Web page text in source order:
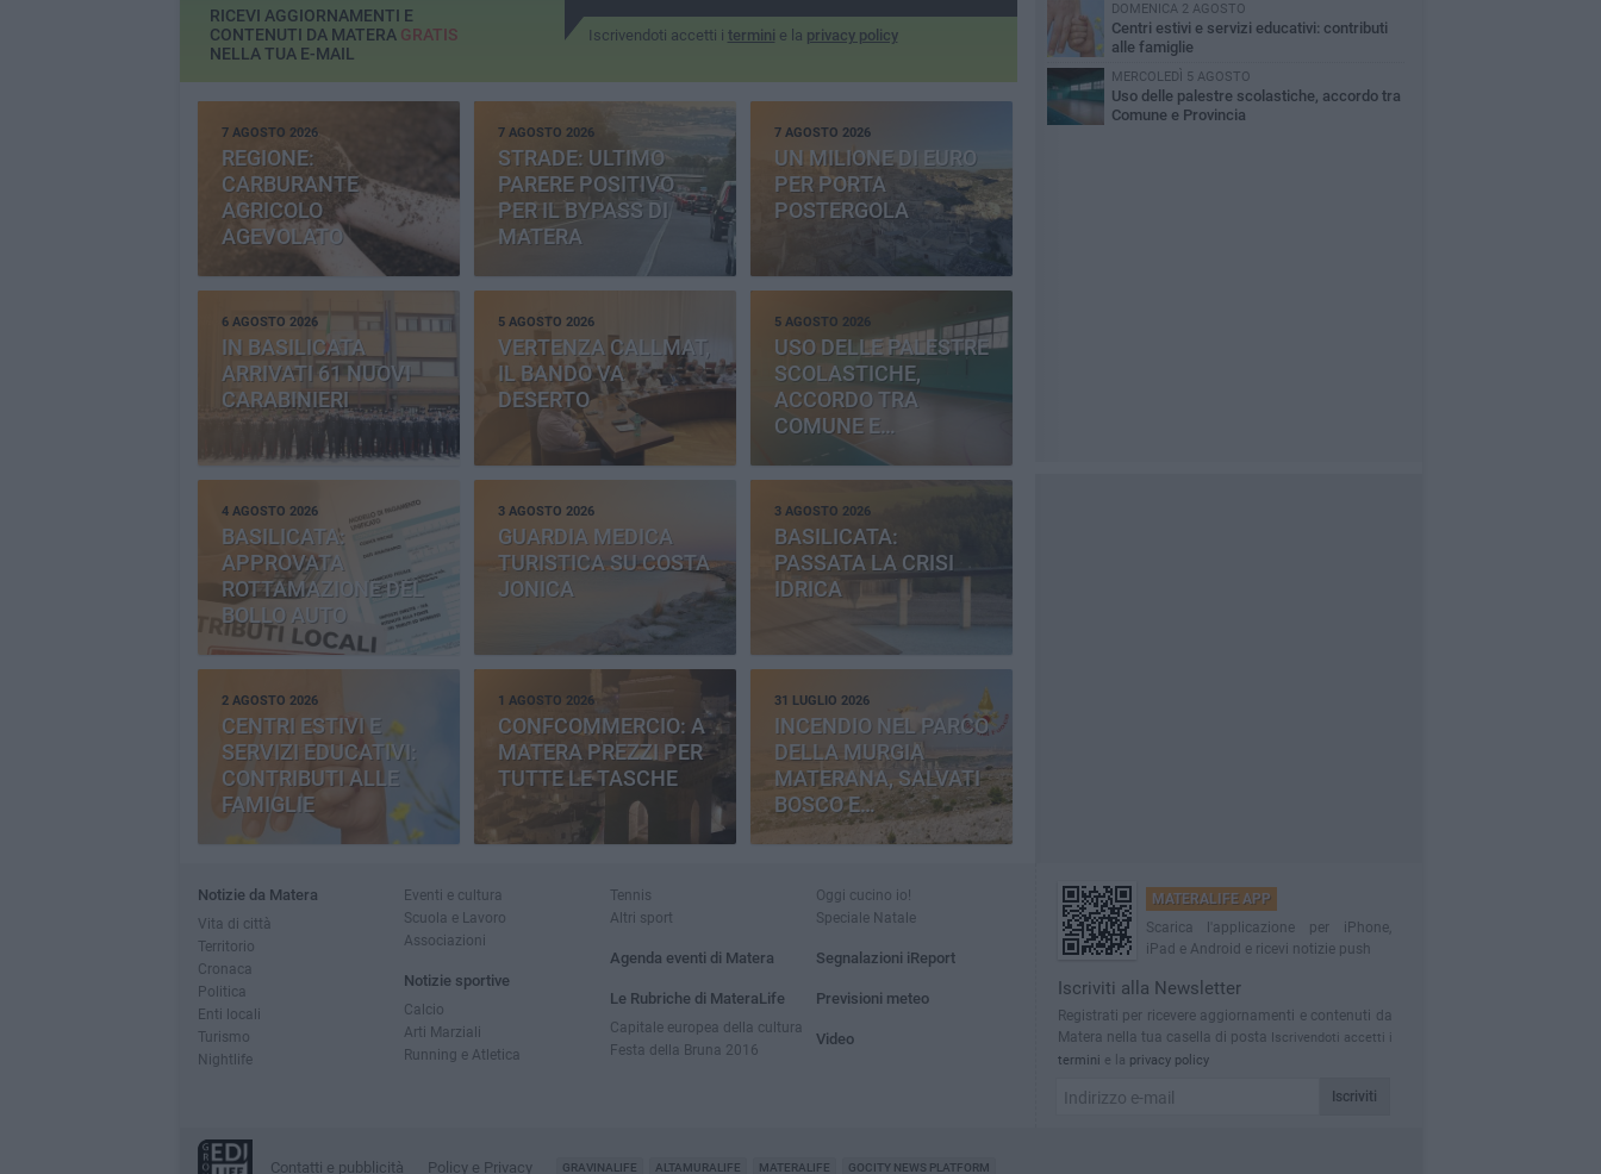
Iscrivendoti accetti i termini e la privacy policy
RICEVI AGGIORNAMENTI E
CONTENUTI DA MATERA GRATIS
NELLA TUA E-MAIL
7 AGOSTO 2026
REGIONE:
CARBURANTE
AGRICOLO
AGEVOLATO
7 AGOSTO 2026
STRADE: ULTIMO
PARERE POSITIVO
PER IL BYPASS DI
MATERA
7 AGOSTO 2026
UN MILIONE DI EURO
PER PORTA
POSTERGOLA
6 AGOSTO 2026
IN BASILICATA
ARRIVATI 61 NUOVI
CARABINIERI
5 AGOSTO 2026
VERTENZA CALLMAT,
IL BANDO VA
DESERTO
5 AGOSTO 2026
USO DELLE PALESTRE
SCOLASTICHE,
ACCORDO TRA
COMUNE E
PROVINCIA
4 AGOSTO 2026
BASILICATA:
APPROVATA
ROTTAMAZIONE DEL
BOLLO AUTO
3 AGOSTO 2026
GUARDIA MEDICA
TURISTICA SU COSTA
JONICA
3 AGOSTO 2026
BASILICATA:
PASSATA LA CRISI
IDRICA
2 AGOSTO 2026
CENTRI ESTIVI E
SERVIZI EDUCATIVI:
CONTRIBUTI ALLE
FAMIGLIE
1 AGOSTO 2026
CONFCOMMERCIO: A
MATERA PREZZI PER
TUTTE LE TASCHE
31 LUGLIO 2026
INCENDIO NEL PARCO
DELLA MURGIA
MATERANA, SALVATI
BOSCO E
CEMENTERIA
DOMENICA 2 AGOSTO
Centri estivi e servizi educativi: contributi
alle famiglie
MERCOLEDÌ 5 AGOSTO
Uso delle palestre scolastiche, accordo tra
Comune e Provincia
Notizie da Matera
Vita di città
Territorio
Cronaca
Politica
Enti locali
Turismo
Nightlife
Eventi e cultura
Scuola e Lavoro
Associazioni
Notizie sportive
Calcio
Arti Marziali
Running e Atletica
Tennis
Altri sport
Agenda eventi di Matera
Le Rubriche di MateraLife
Capitale europea della cultura
Festa della Bruna 2016
Oggi cucino io!
Speciale Natale
Segnalazioni iReport
Previsioni meteo
Video
MATERALIFE APP
Scarica l'applicazione per iPhone,
iPad e Android e ricevi notizie push
Iscriviti alla Newsletter
Registrati per ricevere aggiornamenti e contenuti da
Matera nella tua casella di posta Iscrivendoti accetti i
termini e la privacy policy
Iscriviti
Contatti e pubblicità Policy e Privacy GRAVINALIFE ALTAMURALIFE MATERALIFE GOCITY NEWS PLATFORM